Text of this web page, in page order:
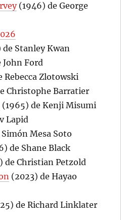
(1946) de George
de Stanley Kwan
John Ford
Rebecca Zlotowski
Christophe Barratier
(1965) de Kenji Misumi
Lapid
Mesa Soto
de Shane Black
de Christian Petzold
(2023) de Hayao
de Richard Linklater